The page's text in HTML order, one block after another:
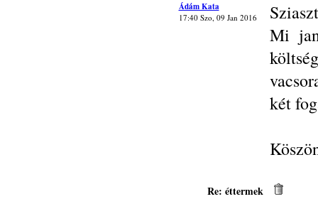
Ádám Kata
17:40 Szo, 09 Jan 2016
Mi
két
Re: éttermek